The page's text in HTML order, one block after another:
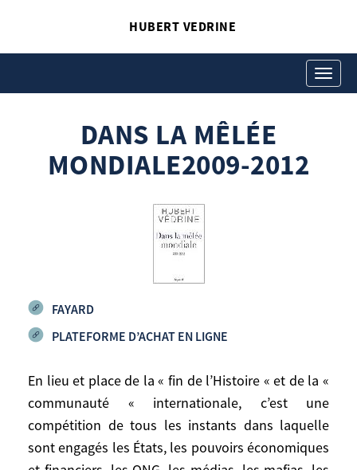
HUBERT VEDRINE
Toggle
DANS LA MÊLÉE
MONDIALE2009-2012
FAYARD
PLATEFORME D’ACHAT EN LIGNE
En lieu et place de la « fin de l’Histoire « et de la «
communauté « internationale, c’est une
compétition de tous les instants dans laquelle
sont engagés les États, les pouvoirs économiques
DANS LA MÊLÉE
Dans la mêlée mondiale2009-2012
En lieu et place de la «
fin de l’Histoire « et de
internationale, c’est
une compétition de
tous les instants dans laquelle sont
engagés les États, les pouvoirs
économiques et financiers, les ONG, les